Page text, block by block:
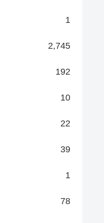
1
2,745
192
10
22
39
1
78